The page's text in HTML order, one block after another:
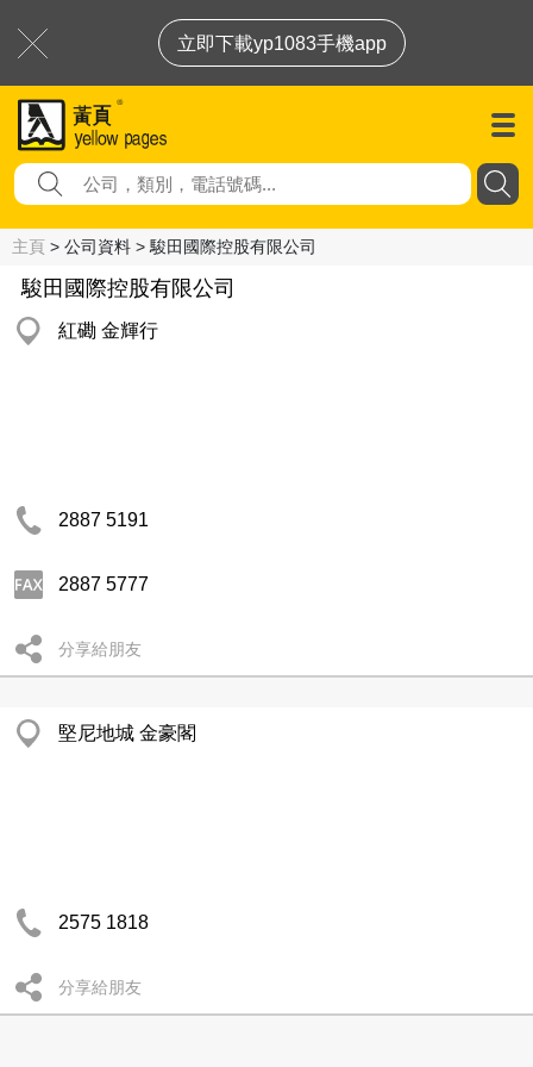
立即下載yp1083手機app
主頁 > 公司資料 > 駿田國際控股有限公司
駿田國際控股有限公司
紅磡 金輝行
2887 5191
2887 5777
分享給朋友
堅尼地城 金豪閣
2575 1818
分享給朋友